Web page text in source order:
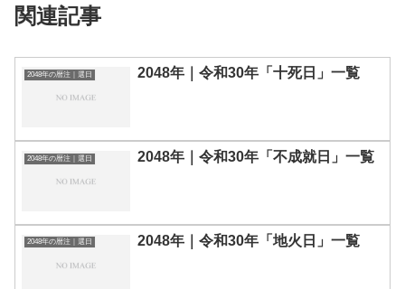
関連記事
2048年の暦注｜選日 2048年｜令和30年「十死日」一覧
2048年の暦注｜選日 2048年｜令和30年「不成就日」一覧
2048年の暦注｜選日 2048年｜令和30年「地火日」一覧